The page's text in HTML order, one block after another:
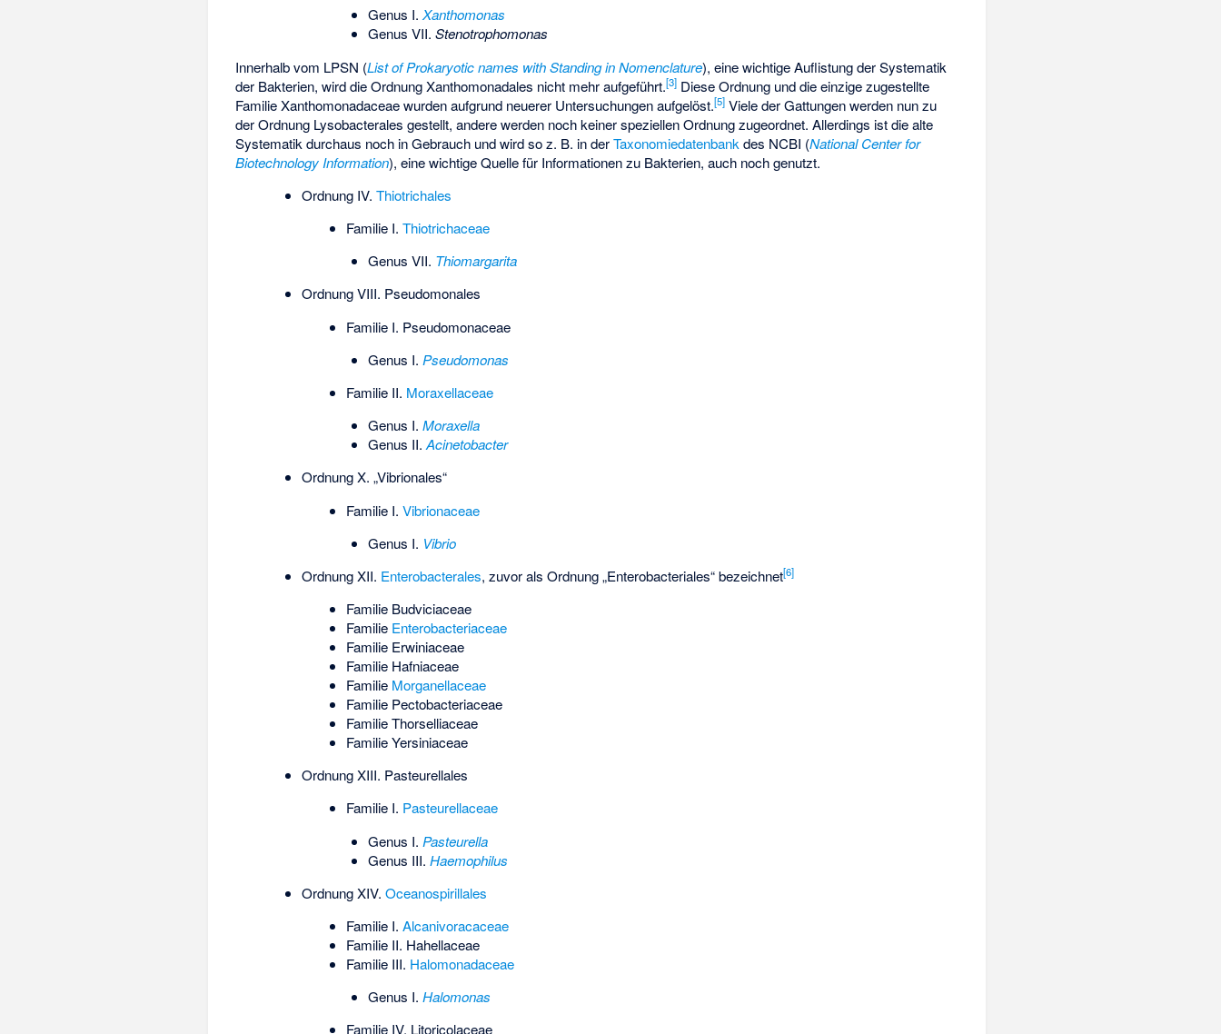
Genus I.Xanthomonas
Genus VII.Stenotrophomonas
Innerhalb vom LPSN (List of Prokaryotic names with Standing in Nomenclature), eine wichtige Auflistung der Systematik
der Bakterien, wird die Ordnung Xanthomonadales nicht mehr aufgeführt.[3] Diese Ordnung und die einzige zugestellte
Familie Xanthomonadaceae wurden aufgrund neuerer Untersuchungen aufgelöst.[5] Viele der Gattungen werden nun zu
der Ordnung Lysobacterales gestellt, andere werden noch keiner speziellen Ordnung zugeordnet. Allerdings ist die alte
Systematik durchaus noch in Gebrauch und wird so z. B. in derTaxonomiedatenbank des NCBI (National Center for
Biotechnology Information), eine wichtige Quelle für Informationen zu Bakterien, auch noch genutzt.
Ordnung IV.Thiotrichales
Familie I. Thiotrichaceae
Genus VII. Thiomargarita
Ordnung VIII. Pseudomonales
Familie I. Pseudomonaceae
Genus I. Pseudomonas
Familie II. Moraxellaceae
Genus I.Moraxella
Genus II.Acinetobacter
Ordnung X. „Vibrionales“
Familie I. Vibrionaceae
Genus I. Vibrio
Ordnung XII. Enterobacterales, zuvor als Ordnung „Enterobacteriales“ bezeichnet[6]
Familie Budviciaceae
Familie Enterobacteriaceae
Familie Erwiniaceae
Familie Hafniaceae
Familie Morganellaceae
Familie Pectobacteriaceae
FamilieThorselliaceae
FamilieYersiniaceae
Ordnung XIII. Pasteurellales
Familie I. Pasteurellaceae
Genus I. Pasteurella
Genus III.Haemophilus
Ordnung XIV.Oceanospirillales
Familie I. Alcanivoracaceae
Familie II. Hahellaceae
Familie III. Halomonadaceae
Genus I.Halomonas
Familie IV. Litoricolaceae